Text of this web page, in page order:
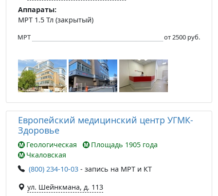
Аппараты:
МРТ 1.5 Тл (закрытый)
МРТ от 2500 руб.
Европейский медицинский центр УГМК-
Здоровье
Геологическая
Площадь 1905 года
Чкаловская
(800) 234-10-03 - запись на МРТ и КТ
ул. Шейнкмана, д. 113